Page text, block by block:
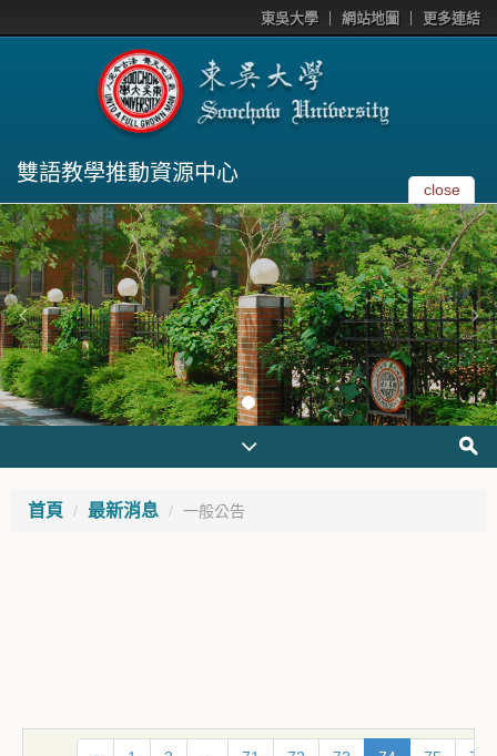
東吳大學 網站地圖 更多連結
雙語教學推動資源中心
close
首頁 最新消息 一般公告